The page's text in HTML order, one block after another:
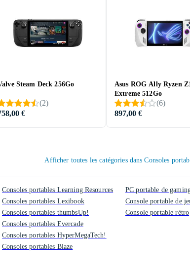
Steam Deck 256Go
(2)
€
Asus ROG Ally Ryzen
Extreme 512Go
(6)
897,00 €
Afficher toutes les catégories dans Consoles
Consoles portables Learning Resources
Consoles portables Lexibook
Consoles portables thumbsUp!
Consoles portables Evercade
Consoles portables HyperMegaTech!
Consoles portables Blaze
PC portable de
Console portable de
Console portable rétro